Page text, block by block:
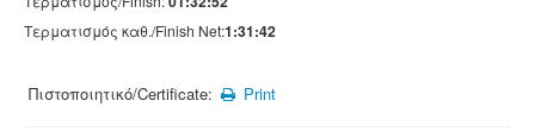
Τερματισμός καθ./Finish Net:1:31:42
Πιστοποιητικό/Certificate: Print